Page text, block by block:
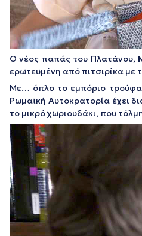
Ο νέος παπάς του Πλατάνου,
ερωτευμένη από πιτσιρίκα με
Με… όπλο το εμπόριο
Ρωμαϊκή Αυτοκρατορία έχει
το μικρό χωριουδάκι, που